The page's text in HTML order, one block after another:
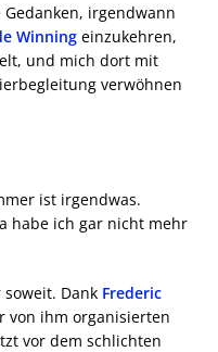
irgendwann
Winning einzukehren,
und mich dort mit
verwöhnen
ist irgendwas.
habe ich gar nicht mehr
soweit. Dank Frederic
von ihm organisierten
vor dem schlichten